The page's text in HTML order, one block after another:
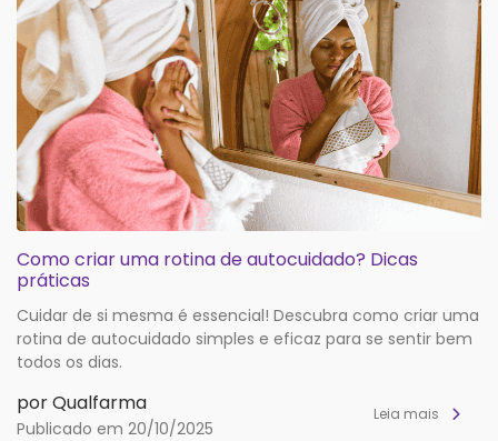
Como criar uma rotina de autocuidado? Dicas
práticas
Cuidar de si mesma é essencial! Descubra como criar uma
rotina de autocuidado simples e eficaz para se sentir bem
todos os dias.
por Qualfarma
Publicado em 20/10/2025
Leia mais